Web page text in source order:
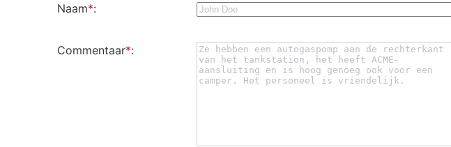
Naam*:
Commentaar*: